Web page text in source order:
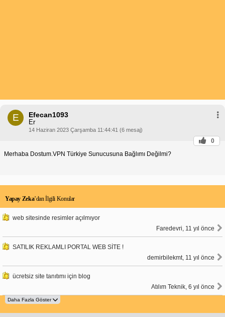
E Efecan1093
Er
14 Haziran 2023 Çarşamba 11:44:41 (6 mesaj)
0
Merhaba Dostum.VPN Türkiye Sunucusuna Bağlımı Değilmi?
Yapay Zeka’dan İlgili Konular
web sitesinde resimler açılmıyor
Faredevri, 11 yıl önce
SATILIK REKLAMLI PORTAL WEB SİTE !
demirbilekmt, 11 yıl önce
ücretsiz site tanıtımı için blog
Atılım Teknik, 6 yıl önce